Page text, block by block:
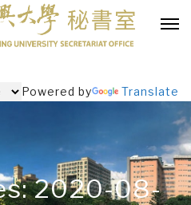
Powered by Translate
2020-08-